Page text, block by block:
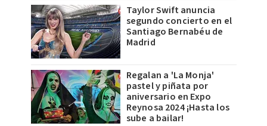
Taylor Swift anuncia
segundo concierto en el
Santiago Bernabéu de
Madrid
Regalan a 'La Monja'
pastel y piñata por
aniversario en Expo
Reynosa 2024 ¡Hasta los
sube a bailar!